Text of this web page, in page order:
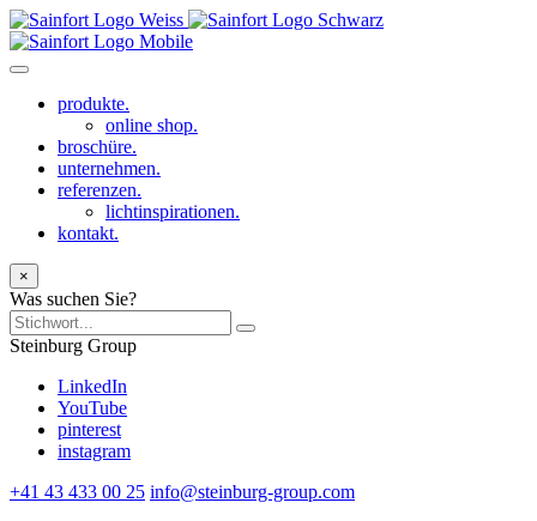
produkte.
online shop.
broschüre.
unternehmen.
referenzen.
lichtinspirationen.
kontakt.
×
Was suchen Sie?
Steinburg Group
LinkedIn
YouTube
pinterest
instagram
+41 43 433 00 25 info@steinburg-group.com